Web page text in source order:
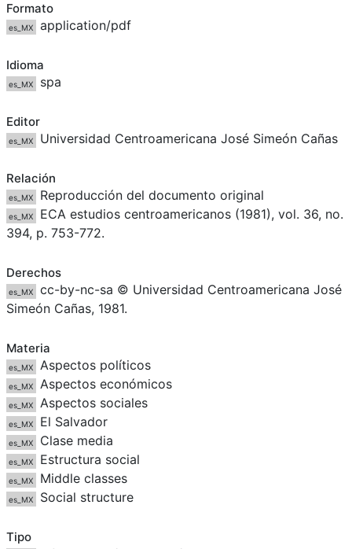
Formato
es_MX application/pdf
Idioma
es_MX spa
Editor
es_MX Universidad Centroamericana José Simeón Cañas
Relación
es_MX Reproducción del documento original
es_MX
ECA estudios centroamericanos (1981), vol. 36, no.
394, p. 753-772.
Derechos
es_MX
cc-by-nc-sa © Universidad Centroamericana José
Simeón Cañas, 1981.
Materia
es_MX Aspectos políticos
es_MX Aspectos económicos
es_MX Aspectos sociales
es_MX El Salvador
es_MX Clase media
es_MX Estructura social
es_MX Middle classes
es_MX Social structure
Tipo